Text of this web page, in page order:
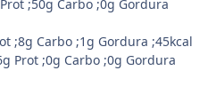
;50g Carbo ;0g Gordura
;8g Carbo ;1g Gordura ;45kcal
Prot ;0g Carbo ;0g Gordura